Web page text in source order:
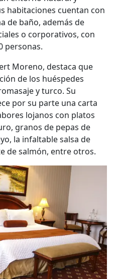
habitaciones cuentan con
de baño, además de
o corporativos, con
personas.
Moreno, destaca que
de los huéspedes
y turco. Su
por su parte una carta
lojanos con platos
granos de pepas de
la infaltable salsa de
de salmón, entre otros.